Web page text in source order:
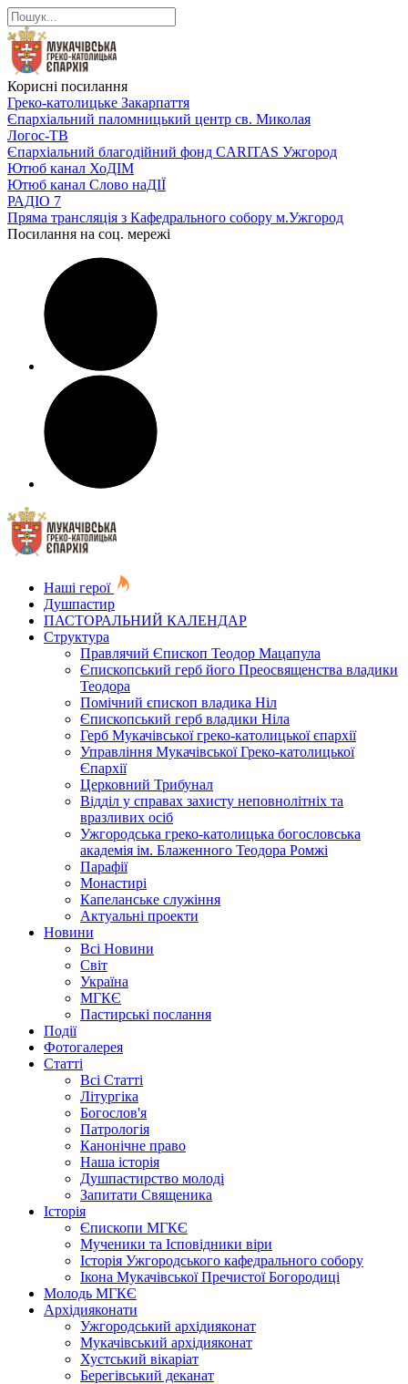
Корисні посилання
Греко-католицьке Закарпаття
Єпархіальний паломницький центр св. Миколая
Логос-ТВ
Єпархіальний благодійний фонд CARITAS Ужгород
Ютюб канал ХоДІМ
Ютюб канал Слово наДІЇ
РАДІО 7
Пряма трансляція з Кафедрального собору м.Ужгород
Посилання на соц. мережі
Наші герої
Душпастир
ПАСТОРАЛЬНИЙ КАЛЕНДАР
Структура
Правлячий Єпископ Теодор Мацапула
Єпископський герб його Преосвященства владики
Теодора
Помічний єпископ владика Ніл
Єпископський герб владики Ніла
Герб Мукачівської греко-католицької єпархії
Управління Мукачівської Греко-католицької
Єпархії
Церковний Трибунал
Відділ у справах захисту неповнолітніх та
вразливих осіб
Ужгородська греко-католицька богословська
академія ім. Блаженного Теодора Ромжі
Парафії
Монастирі
Капеланське служіння
Актуальні проекти
Новини
Всі Новини
Світ
Україна
МГКЄ
Пастирські послання
Події
Фотогалерея
Статті
Всі Статті
Літургіка
Богослов'я
Патрологія
Канонічне право
Наша історія
Душпастирство молоді
Запитати Священика
Історія
Єпископи МГКЄ
Мученики та Ісповідники віри
Історія Ужгородського кафедрального собору
Ікона Мукачівської Пречистої Богородиці
Молодь МГКЄ
Архідияконати
Ужгородський архідияконат
Мукачівський архідияконат
Хустський вікаріат
Берегівський деканат